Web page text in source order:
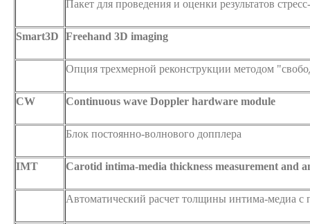
Пакет для проведения и оценки результатов
Smart3D Freehand 3D imaging
Опция трехмерной реконструкции методом
CW Continuous wave Doppler hardware module
Блок постоянно-волнового допплера
IMT Carotid intima-media thickness measurement and
Автоматический расчет толщины интима-медиа с